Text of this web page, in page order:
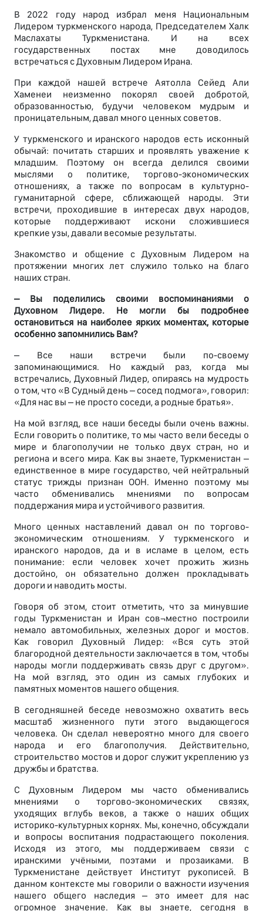
В 2022 году народ избрал меня Национальным
Лидером туркменского народа, Председателем Халк
Маслахаты Туркменистана. И на всех
государственных постах мне доводилось
встречаться с Духовным Лидером Ирана.
При каждой нашей встрече Аятолла Сейед Али
Хаменеи неизменно покорял своей добротой,
образованностью, будучи человеком мудрым и
проницательным, давал много ценных советов.
У туркменского и иранского народов есть исконный
обычай: почитать старших и проявлять уважение к
младшим. Поэтому он всегда делился своими
мыслями о политике, торгово-экономических
отношениях, а также по вопросам в культурно-
гуманитарной сфере, сближающей народы. Эти
встречи, проходившие в интересах двух народов,
которые поддерживают искони сложившиеся
крепкие узы, давали весомые результаты.
Знакомство и общение с Духовным Лидером на
протяжении многих лет служило только на благо
наших стран.
– Вы поделились своими воспоминаниями о
Духовном Лидере. Не могли бы подробнее
остановиться на наиболее ярких моментах, которые
особенно запомнились Вам?
– Все наши встречи были по-своему
запоминающимися. Но каждый раз, когда мы
встречались, Духовный Лидер, опираясь на мудрость
о том, что «В Судный день – сосед подмога», говорил:
«Для нас вы – не просто соседи, а родные братья».
На мой взгляд, все наши беседы были очень важны.
Если говорить о политике, то мы часто вели беседы о
мире и благополучии не только двух стран, но и
региона и всего мира. Как вы знаете, Туркменистан –
единственное в мире государство, чей нейтральный
статус трижды признан ООН. Именно поэтому мы
часто обменивались мнениями по вопросам
поддержания мира и устойчивого развития.
Много ценных наставлений давал он по торгово-
экономическим отношениям. У туркменского и
иранского народов, да и в исламе в целом, есть
понимание: если человек хочет прожить жизнь
достойно, он обязательно должен прокладывать
дороги и наводить мосты.
Говоря об этом, стоит отметить, что за минувшие
годы Туркменистан и Иран сов¬местно построили
немало автомобильных, железных дорог и мостов.
Как говорил Духовный Лидер: «Вся суть этой
благородной деятельности заключается в том, чтобы
народы могли поддерживать связь друг с другом».
На мой взгляд, это один из самых глубоких и
памятных моментов нашего общения.
В сегодняшней беседе невозможно охватить весь
масштаб жизненного пути этого выдающегося
человека. Он сделал невероятно много для своего
народа и его благополучия. Действительно,
строительство мостов и дорог служит укреплению уз
дружбы и братства.
С Духовным Лидером мы часто обменивались
мнениями о торгово-экономических связях,
уходящих вглубь веков, а также о наших общих
историко-культурных корнях. Мы, конечно, обсуждали
и вопросы воспитания подрастающего поколения.
Исходя из этого, мы поддерживаем связи с
иранскими учёными, поэтами и прозаиками. В
Туркменистане действует Институт рукописей. В
данном контексте мы говорили о важности изучения
нашего общего наследия – это имеет для нас
огромное значение. Как вы знаете, сегодня в